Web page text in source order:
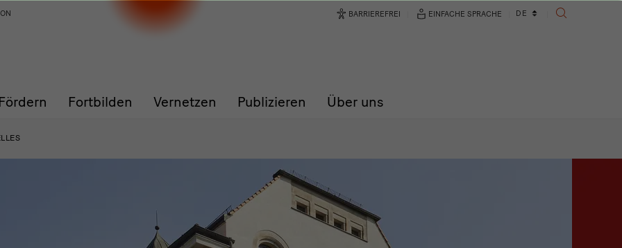
Fördern Fortbilden Vernetzen Publizieren Über uns
BARRIEREFREI EINFACHE SPRACHE
Sprachwechsler
DE
SUCHE